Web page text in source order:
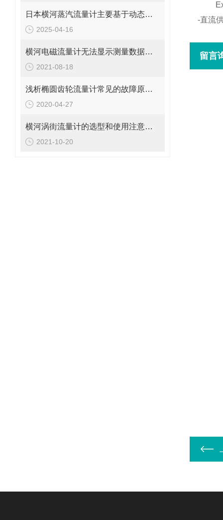
日本横河蒸汽流量计主要基于动态测量原理进行流量计算
2025-04-16
横河电磁流量计无法显示测量数据的故障解决办法
2021-08-18
浅析椭圆齿轮流量计常见的故障原因和处理对策
2020-04-27
横河涡街流量计的选型和使用注意事项说明
2021-10-20
-直流
留言